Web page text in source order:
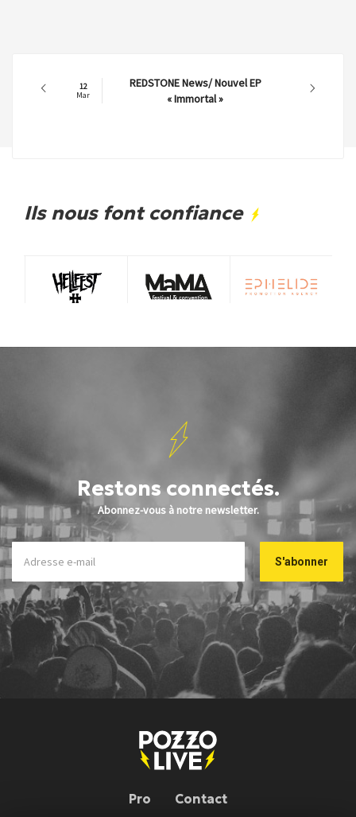
12
Mar
REDSTONE News/ Nouvel EP
« Immortal »
Ils nous font confiance
Restons connectés.
Abonnez-vous à notre newsletter.
Pro Contact